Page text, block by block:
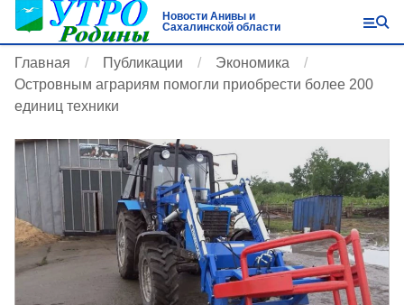
Новости Анивы и
Сахалинской области
Главная Публикации
Экономика
Островным аграриям помогли приобрести более 200
единиц техники